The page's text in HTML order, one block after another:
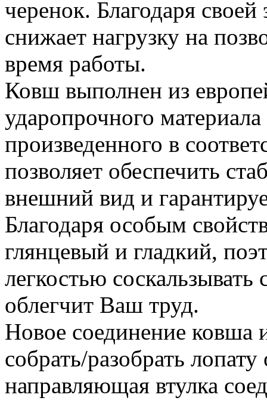
черенок. Благодаря
снижает нагрузку на
время работы.
Ковш выполнен из
ударопрочного
произведенного в
позволяет обеспечить
внешний вид и
Благодаря особым
глянцевый и гладкий,
легкостью соскальзывать
облегчит Ваш труд.
Новое соединение ковша
собрать/разобрать
направляющая втулка